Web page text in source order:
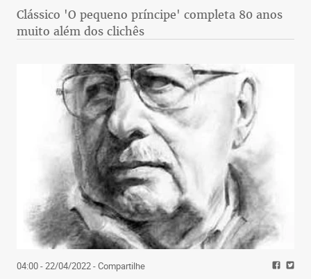
Clássico 'O pequeno príncipe' completa 80 anos
muito além dos clichês
04:00 - 22/04/2022- Compartilhe